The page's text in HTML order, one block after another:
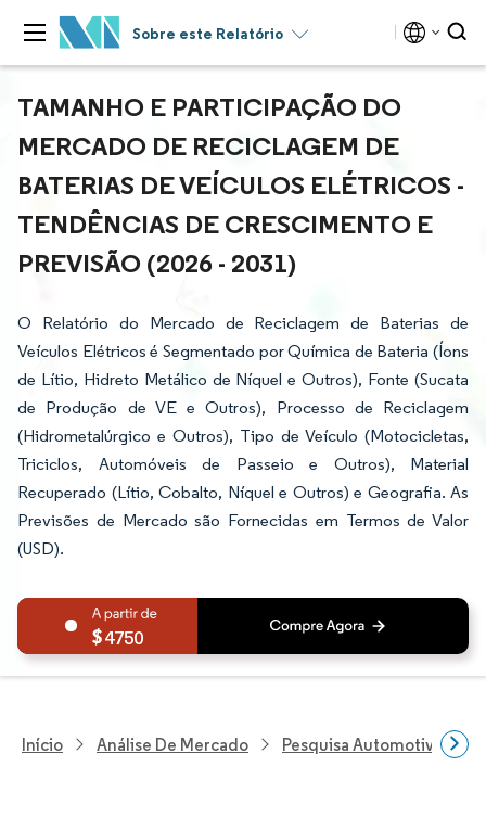
Sobre este Relatório
TAMANHO E PARTICIPAÇÃO DO
MERCADO DE RECICLAGEM DE
BATERIAS DE VEÍCULOS ELÉTRICOS -
TENDÊNCIAS DE CRESCIMENTO E
PREVISÃO (2026 - 2031)
O Relatório do Mercado de Reciclagem de Baterias de
Veículos Elétricos é Segmentado por Química de Bateria (Íons
de Lítio, Hidreto Metálico de Níquel e Outros), Fonte (Sucata
de Produção de VE e Outros), Processo de Reciclagem
(Hidrometalúrgico e Outros), Tipo de Veículo (Motocicletas,
Triciclos, Automóveis de Passeio e Outros), Material
Recuperado (Lítio, Cobalto, Níquel e Outros) e Geografia. As
Previsões de Mercado são Fornecidas em Termos de Valor
(USD).
4750
Início Análise De Mercado Pesquisa Automotiva